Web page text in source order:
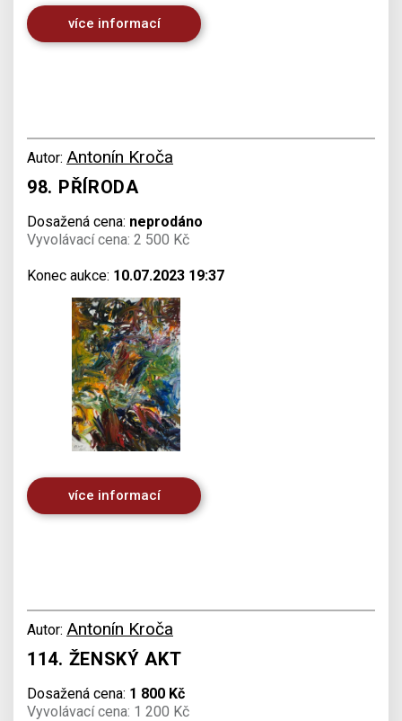
více informací
Autor: Antonín Kroča
98. PŘÍRODA
Dosažená cena: neprodáno
Vyvolávací cena: 2 500 Kč
Konec aukce: 10.07.2023 19:37
více informací
Autor: Antonín Kroča
114. ŽENSKÝ AKT
Dosažená cena: 1 800 Kč
Vyvolávací cena: 1 200 Kč